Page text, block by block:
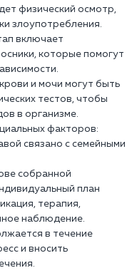
физический осмотр,
злоупотребления.
включает
которые помогут
и мочи могут быть
тестов, чтобы
в организме.
факторов:
связано с семейными
собранной
план
терапия,
наблюдение.
в течение
и вносить